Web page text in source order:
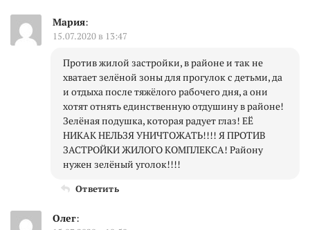
Мария:
15.07.2020 в 13:47
Против жилой застройки, в районе и так не
хватает зелёной зоны для прогулок с детьми, да
и отдыха после тяжёлого рабочего дня, а они
хотят отнять единственную отдушину в районе!
Зелёная подушка, которая радует глаз! ЕЁ
НИКАК НЕЛЬЗЯ УНИЧТОЖАТЬ!!!! Я ПРОТИВ
ЗАСТРОЙКИ ЖИЛОГО КОМПЛЕКСА! Району
нужен зелёный уголок!!!!
Ответить
Олег: